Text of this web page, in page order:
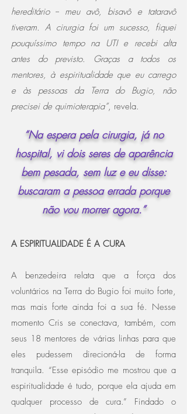
hereditário -- meu avô, bisavô e tataravô
tiveram. A cirurgia foi um sucesso, fiquei
pouquíssimo tempo na UTI e recebi alta
antes do previsto. Graças a todos os
mentores, à espiritualidade que eu carrego
e às pessoas da Terra do Bugio, não
precisei de quimioterapia”, revela.
“Na espera pela cirurgia, já no
hospital, vi dois seres de aparência
bem pesada, sem luz e eu disse:
buscaram a pessoa errada porque
não vou morrer agora.”
A ESPIRITUALIDADE É A CURA
A benzedeira relata que a força dos
voluntários na Terra do Bugio foi muito forte,
mas mais forte ainda foi a sua fé. Nesse
momento Cris se conectava, também, com
seus 18 mentores de várias linhas para que
eles pudessem direcioná-la de forma
tranquila. “Esse episódio me mostrou que a
espiritualidade é tudo, porque ela ajuda em
qualquer processo de cura.” Findado o